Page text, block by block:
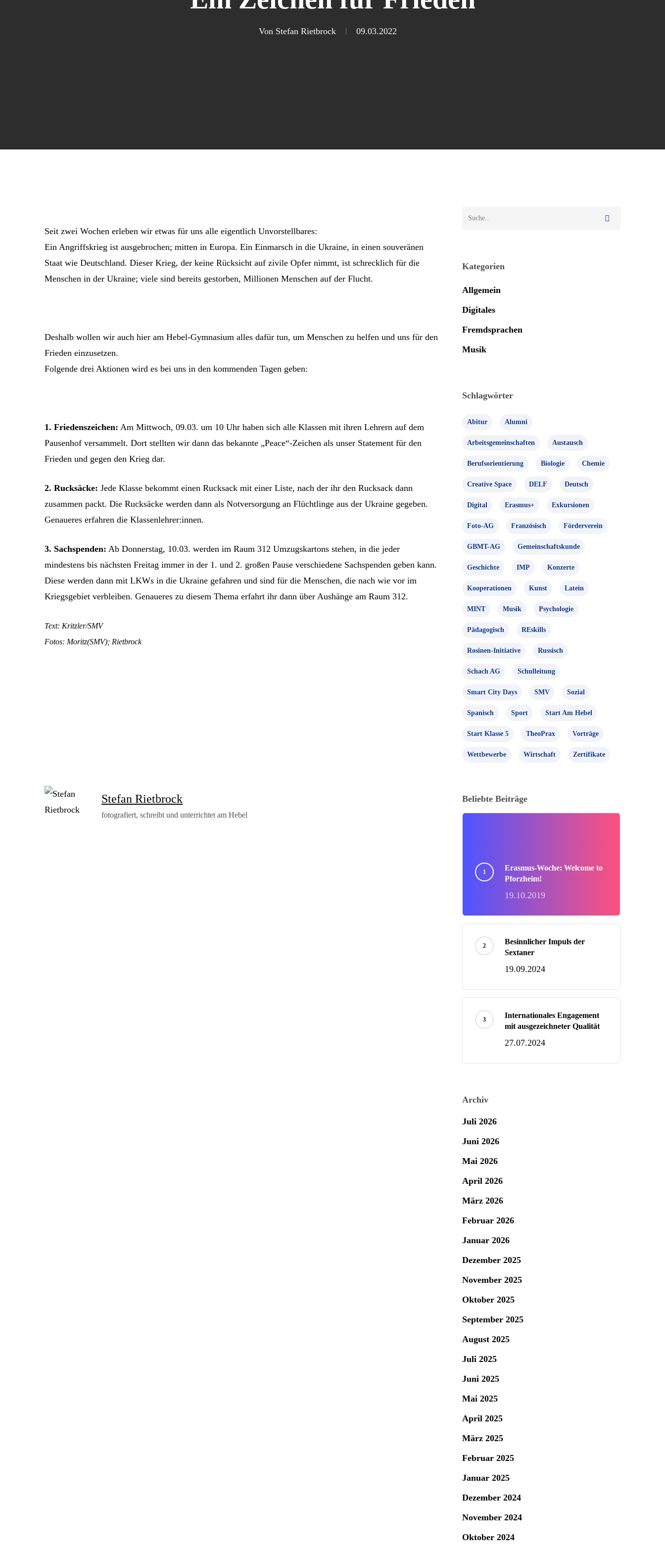
Von Stefan Rietbrock 09.03.2022
Seit zwei Wochen erleben wir etwas für uns alle eigentlich Unvorstellbares:
Ein Angriffskrieg ist ausgebrochen; mitten in Europa. Ein Einmarsch in die Ukraine, in einen souveränen
Staat wie Deutschland. Dieser Krieg, der keine Rücksicht auf zivile Opfer nimmt, ist schrecklich für die
Menschen in der Ukraine; viele sind bereits gestorben, Millionen Menschen auf der Flucht.
Deshalb wollen wir auch hier am Hebel-Gymnasium alles dafür tun, um Menschen zu helfen und uns für den
Frieden einzusetzen.
Folgende drei Aktionen wird es bei uns in den kommenden Tagen geben:
1. Friedenszeichen: Am Mittwoch, 09.03. um 10 Uhr haben sich alle Klassen mit ihren Lehrern auf dem
Pausenhof versammelt. Dort stellten wir dann das bekannte „Peace“-Zeichen als unser Statement für den
Frieden und gegen den Krieg dar.
2. Rucksäcke: Jede Klasse bekommt einen Rucksack mit einer Liste, nach der ihr den Rucksack dann
zusammen packt. Die Rucksäcke werden dann als Notversorgung an Flüchtlinge aus der Ukraine gegeben.
Genaueres erfahren die Klassenlehrer:innen.
3. Sachspenden: Ab Donnerstag, 10.03. werden im Raum 312 Umzugskartons stehen, in die jeder
mindestens bis nächsten Freitag immer in der 1. und 2. großen Pause verschiedene Sachspenden geben kann.
Diese werden dann mit LKWs in die Ukraine gefahren und sind für die Menschen, die nach wie vor im
Kriegsgebiet verbleiben. Genaueres zu diesem Thema erfahrt ihr dann über Aushänge am Raum 312.
Text: Kritzler/SMV
Fotos: Moritz(SMV); Rietbrock
Stefan Rietbrock
fotografiert, schreibt und unterrichtet am Hebel
Kategorien
Allgemein
Digitales
Fremdsprachen
Musik
Schlagwörter
Abitur Alumni
Arbeitsgemeinschaften Austausch
Berufsorientierung Biologie Chemie
Creative Space DELF Deutsch
Digital Erasmus+ Exkursionen
Foto-AG Französisch Förderverein
GBMT-AG Gemeinschaftskunde
Geschichte IMP Konzerte
Kooperationen Kunst Latein
MINT Musik Psychologie
Pädagogisch REskills
Rosinen-Initiative Russisch
Schach AG Schulleitung
Smart City Days SMV Sozial
Spanisch Sport Start Am Hebel
Start Klasse 5 TheoPrax Vorträge
Wettbewerbe Wirtschaft Zertifikate
Beliebte Beiträge
Erasmus-Woche: Welcome to
Pforzheim!
19.10.2019
Besinnlicher Impuls der
Sextaner
19.09.2024
Internationales Engagement
mit ausgezeichneter Qualität
27.07.2024
Archiv
Juli 2026
Juni 2026
Mai 2026
April 2026
März 2026
Februar 2026
Januar 2026
Dezember 2025
November 2025
Oktober 2025
September 2025
August 2025
Juli 2025
Juni 2025
Mai 2025
April 2025
März 2025
Februar 2025
Januar 2025
Dezember 2024
November 2024
Oktober 2024